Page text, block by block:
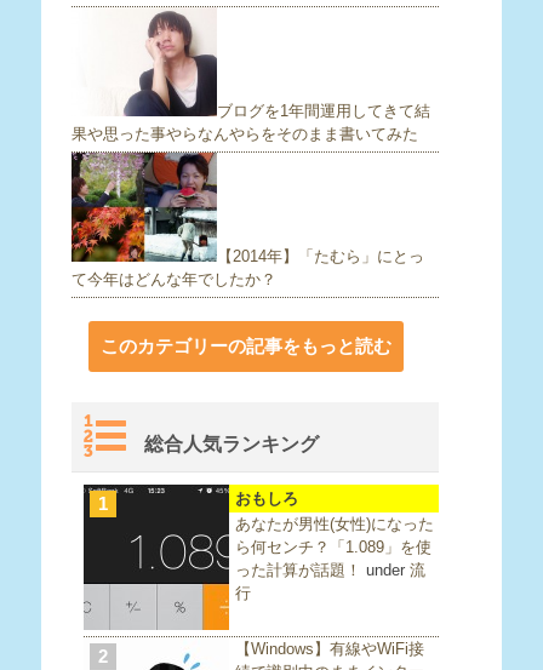
ブログを1年間運用してきて結
果や思った事やらなんやらをそのまま書いてみた
【2014年】「たむら」にとっ
て今年はどんな年でしたか？
このカテゴリーの記事をもっと読む
総合人気ランキング
1
おもしろ
あなたが男性(女性)になった
ら何センチ？「1.089」を使
った計算が話題！ under 流
行
2
【Windows】有線やWiFi接